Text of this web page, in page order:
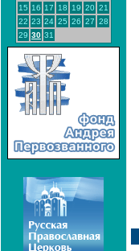
15 16 17 18 19 20 21
22 23 24 25 26 27 28
29 30 31